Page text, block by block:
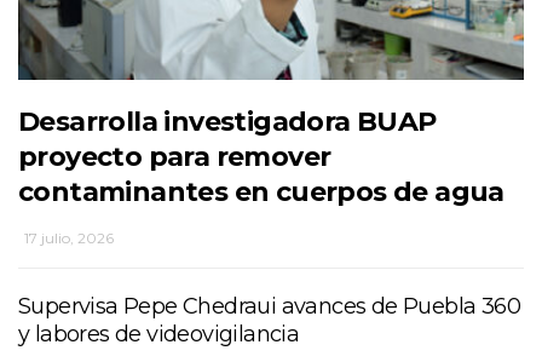
Desarrolla investigadora BUAP
proyecto para remover
contaminantes en cuerpos de agua
17 julio, 2026
Supervisa Pepe Chedraui avances de Puebla 360
y labores de videovigilancia